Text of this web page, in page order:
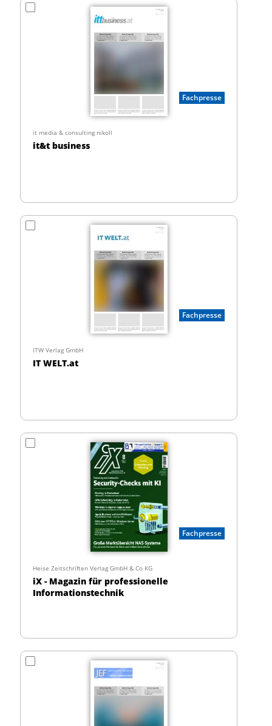
Fachpresse
it media & consulting nikoll
it&t business
Fachpresse
ITW Verlag GmbH
IT WELT.at
Fachpresse
Heise Zeitschriften Verlag GmbH & Co KG
iX - Magazin für professionelle
Informationstechnik